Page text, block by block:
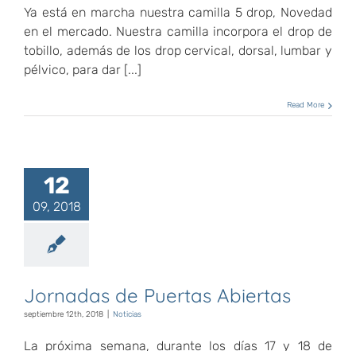
Ya está en marcha nuestra camilla 5 drop, Novedad
en el mercado. Nuestra camilla incorpora el drop de
tobillo, además de los drop cervical, dorsal, lumbar y
pélvico, para dar [...]
Read More
12
09, 2018
Jornadas de Puertas Abiertas
septiembre 12th, 2018 Noticias
La próxima semana, durante los días 17 y 18 de